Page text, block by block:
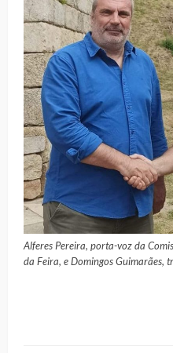
Alferes Pereira, porta-voz da
da Feira, e Domingos Guimarães,